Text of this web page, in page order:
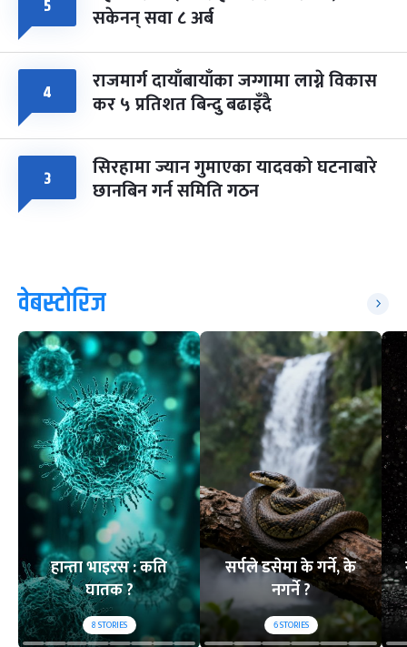
५ सकेनन् सवा ८ अर्ब
४ राजमार्ग दायाँबायाँका जग्गामा लाग्ने विकास
कर ५ प्रतिशत बिन्दु बढाइँदै
३ सिरहामा ज्यान गुमाएका यादवको घटनाबारे
छानबिन गर्न समिति गठन
वेबस्टोरिज
हान्ता भाइरस : कति
घातक ?
8STORIES
सर्पले डसेमा के गर्ने, के
नगर्ने ?
6STORIES